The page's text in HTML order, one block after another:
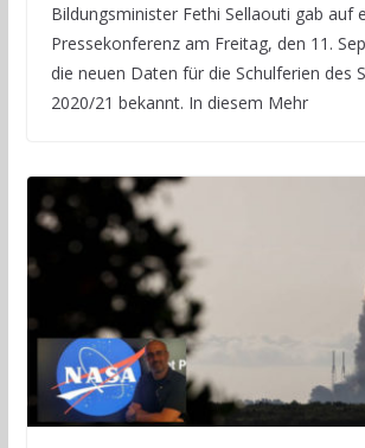
Bildungsminister Fethi Sellaouti gab auf
Pressekonferenz am Freitag, den 11.
die neuen Daten für die Schulferien des
2020/21 bekannt. In diesem Mehr